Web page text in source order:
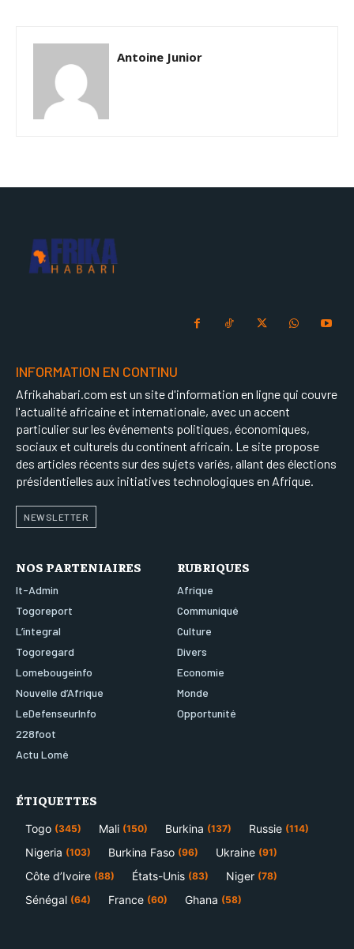
Antoine Junior
INFORMATION EN CONTINU
Afrikahabari.com est un site d'information en ligne qui couvre
l'actualité africaine et internationale, avec un accent
particulier sur les événements politiques, économiques,
sociaux et culturels du continent africain. Le site propose
des articles récents sur des sujets variés, allant des élections
présidentielles aux initiatives technologiques en Afrique.
NEWSLETTER
NOS PARTENIAIRES
It-Admin
Togoreport
L’integral
Togoregard
Lomebougeinfo
Nouvelle d’Afrique
LeDefenseurInfo
228foot
Actu Lomé
RUBRIQUES
Afrique
Communiqué
Culture
Divers
Economie
Monde
Opportunité
ÉTIQUETTES
Togo (345) Mali (150) Burkina (137) Russie (114)
Nigeria (103) Burkina Faso (96) Ukraine (91)
Côte d’Ivoire (88) États-Unis (83) Niger (78)
Sénégal (64) France (60) Ghana (58)